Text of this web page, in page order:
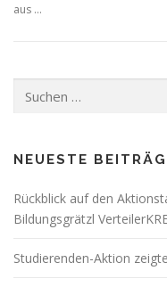
aus …
nach:
NEUESTE
Rückblick auf den
Bildungsgrätzl
Studierenden-Aktion